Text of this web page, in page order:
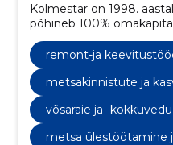
Kolmestar on 1998.
põhineb 100% omakapitalil.
ülestöötamise ja –
transpordiga.
remont-ja
metsakinnistute ja
võsaraie ja -kokkuvedu
metsa ülestöötamine